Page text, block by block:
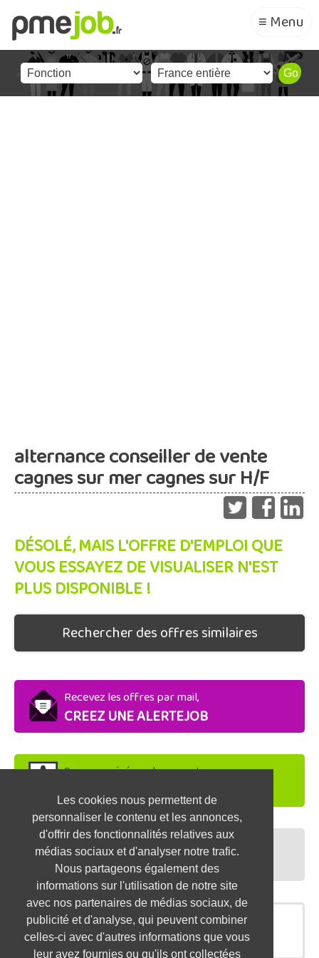
Les cookies nous permettent de
personnaliser le contenu et les annonces,
d'offrir des fonctionnalités relatives aux
médias sociaux et d'analyser notre trafic.
Nous partageons également des
informations sur l'utilisation de notre site
avec nos partenaires de médias sociaux, de
publicité et d'analyse, qui peuvent combiner
celles-ci avec d'autres informations que vous
leur avez fournies ou qu'ils ont collectées
≡ Menu
alternance conseiller de vente
cagnes sur mer cagnes sur H/F
DÉSOLÉ, MAIS L'OFFRE D'EMPLOI QUE
VOUS ESSAYEZ DE VISUALISER N'EST
PLUS DISPONIBLE !
Rechercher des offres similaires
Recevez les offres par mail,
CREEZ UNE ALERTEJOB
Soyez repéré par les recruteurs,
DEPOSEZ VOTRE CV
Préparez vos entretiens,
TESTEZ-VOUS
OFFRES SIMILAIRES